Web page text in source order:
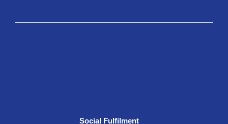
Social Fulfilment